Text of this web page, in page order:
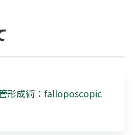
形成術：falloposcopic